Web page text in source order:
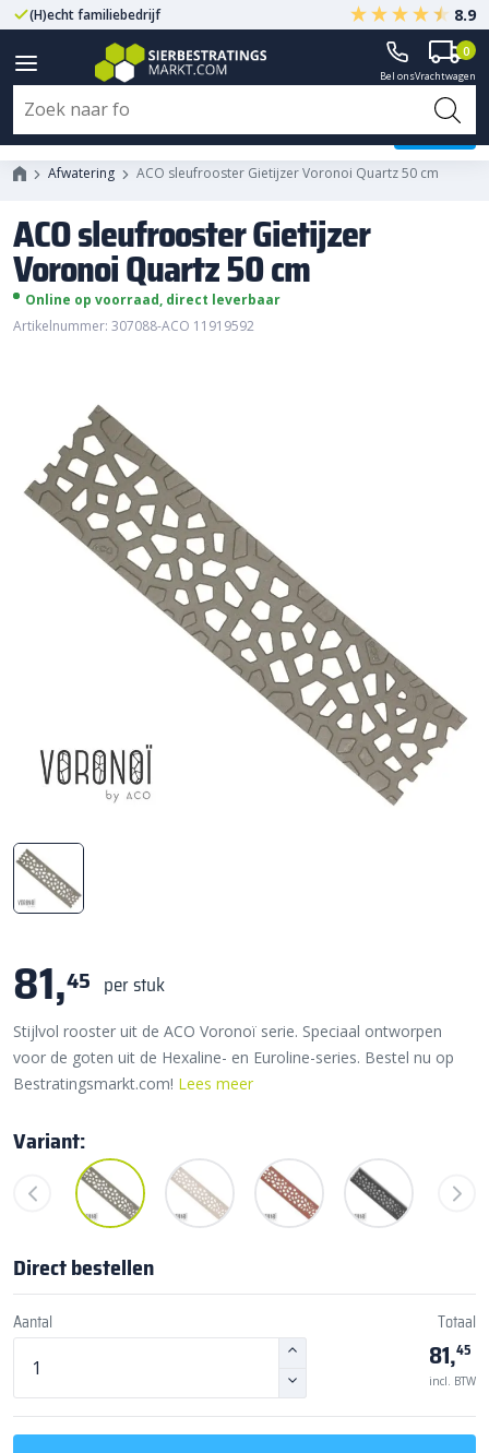
(H)echt familiebedrijf Gegarandeerd A-kwaliteit
8.9
Bel onsVrachtwagen
0
Afwatering ACO sleufrooster Gietijzer Voronoi Quartz 50 cm
ACO sleufrooster Gietijzer
Voronoi Quartz 50 cm
Online op voorraad, direct leverbaar
Artikelnummer: 307088-ACO 11919592
81,45 per stuk
Stijlvol rooster uit de ACO Voronoï serie. Speciaal ontworpen
voor de goten uit de Hexaline- en Euroline-series. Bestel nu op
Bestratingsmarkt.com! Lees meer
Variant:
Direct bestellen
Aantal Totaal
81,45
incl. BTW
ACO sleufrooster Gietijzer Voronoi
Quartz 50 cm